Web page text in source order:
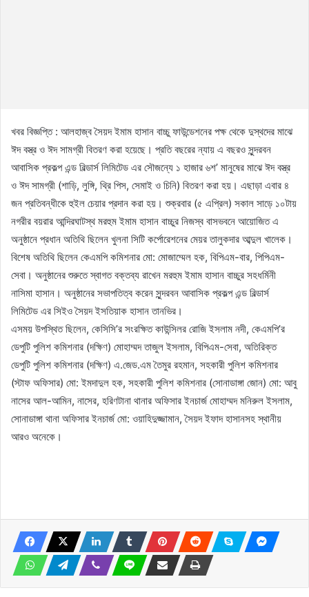
খবর বিজ্ঞপ্তি : আলহাজ্ব সৈয়দ ইমাম হাসান বাচ্চু ফাউন্ডেশনের পক্ষ থেকে দুস্থদের মাঝে
ঈদ বস্ত্র ও ঈদ সামগ্রী বিতরণ করা হয়েছে। প্রতি বছরের ন্যায় এ বছরও সুন্দরবন
আবাসিক প্রকল্প এন্ড বিল্ডার্স লিমিটেড এর সৌজন্যে ১ হাজার ৬শ’ মানুষের মাঝে ঈদ বস্ত্র
ও ঈদ সামগ্রী (শাড়ি, লুঙ্গি, থ্রি পিস, সেমাই ও চিনি) বিতরণ করা হয়। এছাড়া এবার ৪
জন প্রতিবন্ধীকে হুইল চেয়ার প্রদান করা হয়। শুক্রবার (৫ এপ্রিল) সকাল সাড়ে ১০টায়
নগরীর বয়রার আন্দিরঘাটস্থ মরহুম ইমাম হাসান বাচ্চুর নিজস্ব বাসভবনে আয়োজিত এ
অনুষ্ঠানে প্রধান অতিথি ছিলেন খুলনা সিটি কর্পোরেশনের মেয়র তালুকদার আব্দুল খালেক।
বিশেষ অতিথি ছিলেন কেএমপি কমিশনার মো: মোজাম্মেল হক, বিপিএম-বার, পিপিএম-
সেবা। অনুষ্ঠানের শুরুতে স্বাগত বক্তব্য রাখেন মরহুম ইমাম হাসান বাচ্চুর সহধর্মিনী
নাসিমা হাসান। অনুষ্ঠানের সভাপতিত্ব করেন সুন্দরবন আবাসিক প্রকল্প এন্ড বিল্ডার্স
লিমিটেড এর সিইও সৈয়দ ইসতিয়াক হাসান তানভির।
এসময় উপস্থিত ছিলেন, কেসিসি’র সংরক্ষিত কাউন্সিলর রোজি ইসলাম নদী, কেএমপি’র
ডেপুটি পুলিশ কমিশনার (দক্ষিণ) মোহাম্মদ তাজুল ইসলাম, বিপিএম-সেবা, অতিরিক্ত
ডেপুটি পুলিশ কমিশনার (দক্ষিণ) এ.জেড.এম তৈমুর রহমান, সহকারী পুলিশ কমিশনার
(স্টাফ অফিসার) মো: ইমদাদুল হক, সহকারী পুলিশ কমিশনার (সোনাডাঙ্গা জোন) মো: আবু
নাসের আল-আমিন, নাসের, হরিণটানা থানার অফিসার ইনচার্জ মোহাম্মদ মনিরুল ইসলাম,
সোনাডাঙ্গা থানা অফিসার ইনচার্জ মো: ওয়াহিদুজ্জামান, সৈয়দ ইফাদ হাসানসহ স্থানীয়
আরও অনেকে।